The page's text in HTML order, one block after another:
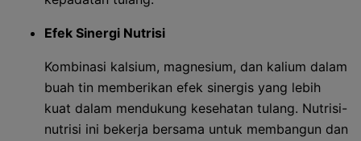
Efek Sinergi Nutrisi
Kombinasi kalsium, magnesium, dan kalium dalam
buah tin memberikan efek sinergis yang lebih
kuat dalam mendukung kesehatan tulang. Nutrisi-
nutrisi ini bekerja bersama untuk membangun dan